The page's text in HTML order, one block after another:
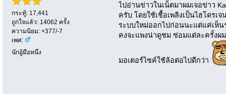
กระทู้: 17,441
ถูกใจแล้ว: 14062 ครั้ง
ความนิยม: +377/-7
เพศ:
นักอู้มือหนึ่ง
ไปอ่านข่าวในเน็ตมาผมเจอข่าว
ครับ โดยใช้เชื้อเพลิงเป็นไฮโดรเ
ระบบใหม่ออกไปก่อนนะแต่แค่เห็
คงจะแพงน่าดูชม ซ่อมแต่ละครั้งผ
มอเตอร์ไซค์ใช้ล้อต่อไปดีกว่า